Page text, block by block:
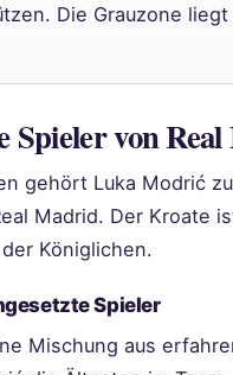
Die Grauzone
Spieler von
gehört Luka Modrić
Madrid. Der Kroate
Königlichen.
Spieler
Mischung aus